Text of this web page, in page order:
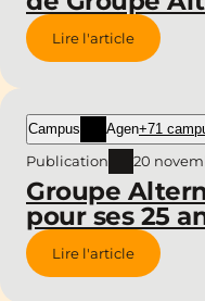
Lire l'article
Groupe
pour ses 25
Campus Agen+71
Publication 20
Lire l'article